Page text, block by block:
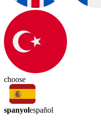
choose
spanyolespañol